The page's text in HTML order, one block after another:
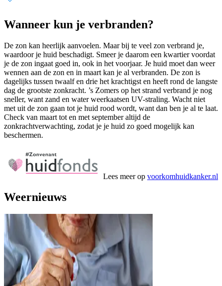
Wanneer kun je verbranden?
De zon kan heerlijk aanvoelen. Maar bij te veel zon verbrand je,
waardoor je huid beschadigt. Smeer je daarom een kwartier voordat
je de zon ingaat goed in, ook in het voorjaar. Je huid moet dan weer
wennen aan de zon en in maart kan je al verbranden. De zon is
dagelijks tussen twaalf en drie het krachtigst en heeft rond de langste
dag de grootste zonkracht. ’s Zomers op het strand verbrand je nog
sneller, want zand en water weerkaatsen UV-straling. Wacht niet
met uit de zon gaan tot je huid rood wordt, want dan ben je al te laat.
Check van maart tot en met september altijd de
zonkrachtverwachting, zodat je je huid zo goed mogelijk kan
beschermen.
Lees meer op voorkomhuidkanker.nl
Weernieuws